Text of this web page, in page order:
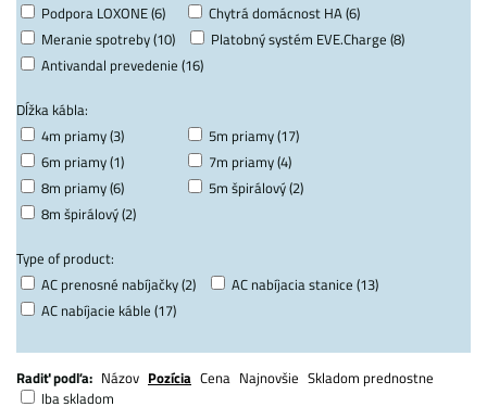
Podpora LOXONE (6)
Chytrá domácnost HA (6)
Meranie spotreby (10)
Platobný systém EVE.Charge (8)
Antivandal prevedenie (16)
Dĺžka kábla:
4m priamy (3)
5m priamy (17)
6m priamy (1)
7m priamy (4)
8m priamy (6)
5m špirálový (2)
8m špirálový (2)
Type of product:
AC prenosné nabíjačky (2)
AC nabíjacia stanice (13)
AC nabíjacie káble (17)
Radiť podľa: Názov Pozícia Cena Najnovšie Skladom prednostne
Iba skladom